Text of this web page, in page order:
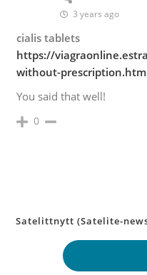
3 years ago
cialis tablets
https://
without-
You said that well!
0
Satelittnytt (Satelite-